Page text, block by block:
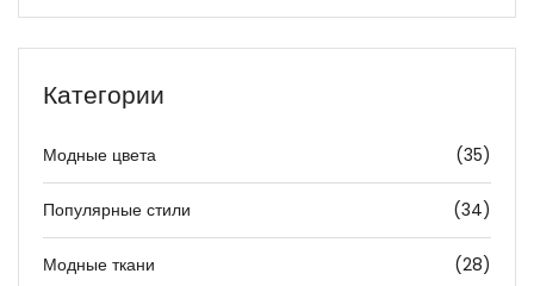
Категории
Модные цвета (35)
Популярные стили (34)
Модные ткани (28)